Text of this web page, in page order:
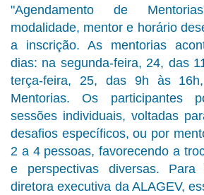
"Agendamento de
modalidade, mentor e horário
a inscrição. As mentorias
dias: na segunda-feira, 24, das
terça-feira, 25, das 9h às
Mentorias. Os participantes
sessões individuais, voltadas
desafios específicos, ou por
2 a 4 pessoas, favorecendo a
e perspectivas diversas. Para
diretora executiva da ALAGEV,